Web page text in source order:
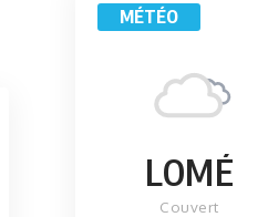
MÉTÉO
LOMÉ
Couvert